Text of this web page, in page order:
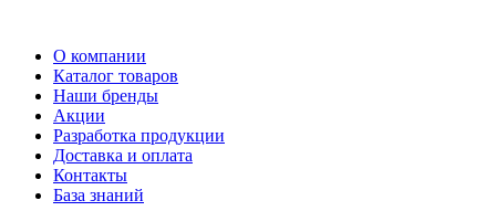
О компании
Каталог товаров
Наши бренды
Акции
Разработка продукции
Доставка и оплата
Контакты
База знаний